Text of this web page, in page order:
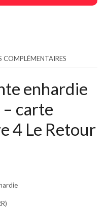
COMPLÉMENTAIRES
enhardie
carte
4 Le Retour